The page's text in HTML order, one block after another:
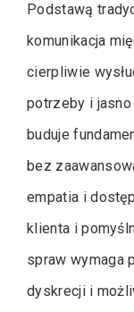
Podstawą
komunikacja
cierpliwie
potrzeby i
buduje
bez
empatia i
klienta i
spraw wymaga
dyskrecji i